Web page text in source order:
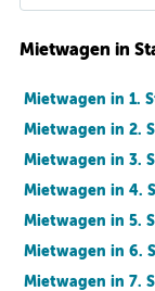
Mietwagen in
Mietwagen in 1.
Mietwagen in 2.
Mietwagen in 3.
Mietwagen in 4.
Mietwagen in 5.
Mietwagen in 6.
Mietwagen in 7.